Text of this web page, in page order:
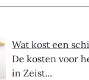
Wat kost een
De kosten voor
in Zeist...